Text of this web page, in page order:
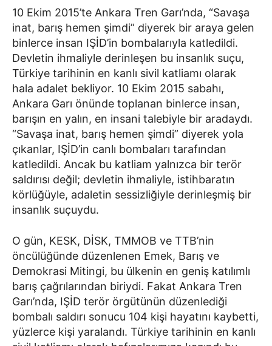
10 Ekim 2015’te Ankara Tren Garı’nda, “Savaşa
inat, barış hemen şimdi” diyerek bir araya gelen
binlerce insan IŞİD’in bombalarıyla katledildi.
Devletin ihmaliyle derinleşen bu insanlık suçu,
Türkiye tarihinin en kanlı sivil katliamı olarak
hala adalet bekliyor. 10 Ekim 2015 sabahı,
Ankara Garı önünde toplanan binlerce insan,
barışın en yalın, en insani talebiyle bir aradaydı.
“Savaşa inat, barış hemen şimdi” diyerek yola
çıkanlar, IŞİD’in canlı bombaları tarafından
katledildi. Ancak bu katliam yalnızca bir terör
saldırısı değil; devletin ihmaliyle, istihbaratın
körlüğüyle, adaletin sessizliğiyle derinleşmiş bir
insanlık suçuydu.
O gün, KESK, DİSK, TMMOB ve TTB’nin
öncülüğünde düzenlenen Emek, Barış ve
Demokrasi Mitingi, bu ülkenin en geniş katılımlı
barış çağrılarından biriydi. Fakat Ankara Tren
Garı’nda, IŞİD terör örgütünün düzenlediği
bombalı saldırı sonucu 104 kişi hayatını kaybetti,
yüzlerce kişi yaralandı. Türkiye tarihinin en kanlı